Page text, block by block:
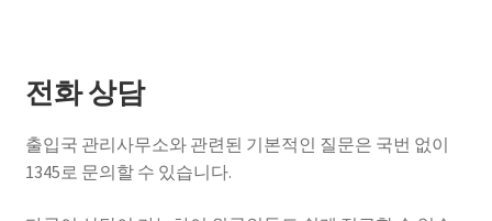
전화 상담
출입국 관리사무소와 관련된 기본적인 질문은 국번 없이
1345로 문의할 수 있습니다.